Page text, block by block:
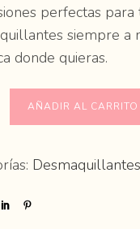
perfectas
siempre a
donde quieras.
AÑADIR AL CARRITO
Desmaquillantes